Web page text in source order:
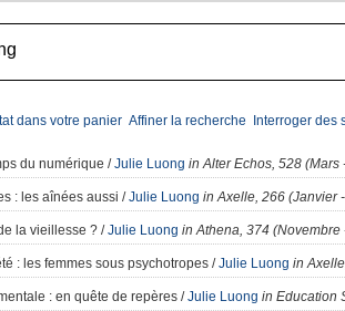
dans votre panier Affiner la recherche Interroger des
du numérique /Julie Luong in Alter Echos, 528 (Mars
: les aînées aussi /Julie Luong in Axelle, 266 (Janvier
la vieillesse ?/Julie Luong in Athena, 374 (Novembre
: les femmes sous psychotropes/Julie Luong in
: en quête de repères/Julie Luong in Education